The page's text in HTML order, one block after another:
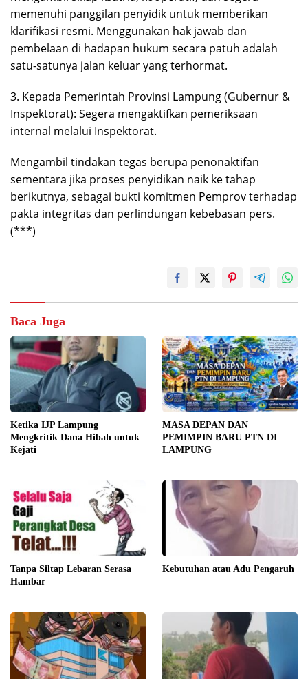
memenuhi panggilan penyidik untuk memberikan
klarifikasi resmi. Menggunakan hak jawab dan
pembelaan di hadapan hukum secara patuh adalah
satu-satunya jalan keluar yang terhormat.
3. Kepada Pemerintah Provinsi Lampung (Gubernur &
Inspektorat): Segera mengaktifkan pemeriksaan
internal melalui Inspektorat.
Mengambil tindakan tegas berupa penonaktifan
sementara jika proses penyidikan naik ke tahap
berikutnya, sebagai bukti komitmen Pemprov terhadap
pakta integritas dan perlindungan kebebasan pers.
(***)
Baca Juga
Ketika IJP Lampung
Mengkritik Dana Hibah untuk
Kejati
MASA DEPAN DAN
PEMIMPIN BARU PTN DI
LAMPUNG
Tanpa Siltap Lebaran Serasa
Hambar
Kebutuhan atau Adu Pengaruh